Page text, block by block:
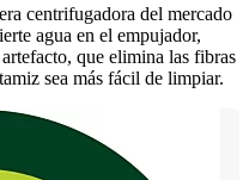
centrifugadora del mercado
agua en el empujador,
que elimina las fibras
sea más fácil de limpiar.